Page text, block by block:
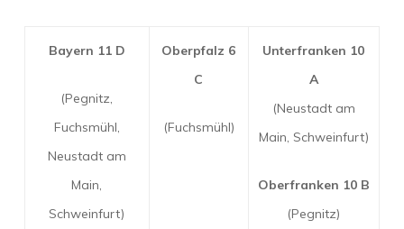
Bayern 11 D
(Pegnitz,
Fuchsmühl,
Neustadt am
Main,
Schweinfurt)
Oberpfalz 6
C
(Fuchsmühl)
Unterfranken 10
A
(Neustadt am
Main, Schweinfurt)
Oberfranken 10 B
(Pegnitz)